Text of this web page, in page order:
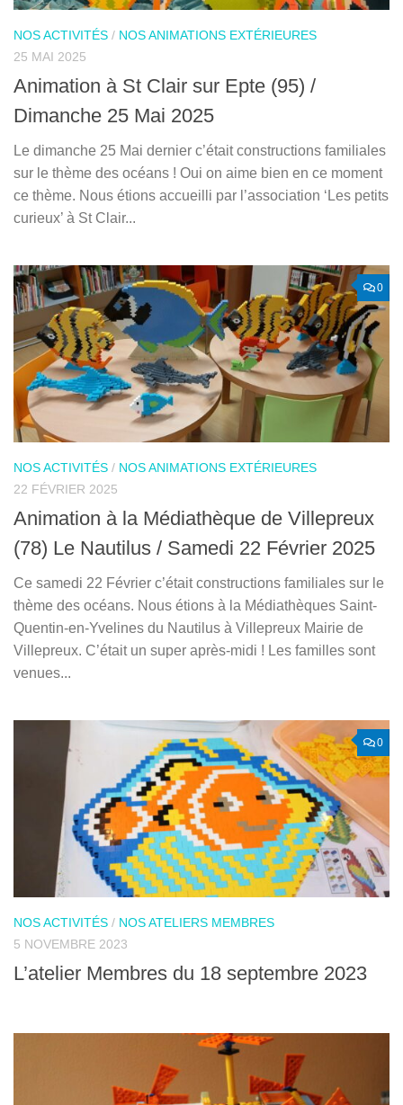
NOS ACTIVITÉS / NOS ANIMATIONS EXTÉRIEURES
25 MAI 2025
Animation à St Clair sur Epte (95) /
Dimanche 25 Mai 2025
Le dimanche 25 Mai dernier c’était constructions familiales
sur le thème des océans ! Oui on aime bien en ce moment
ce thème. Nous étions accueilli par l’association ‘Les petits
curieux’ à St Clair...
0
NOS ACTIVITÉS / NOS ANIMATIONS EXTÉRIEURES
22 FÉVRIER 2025
Animation à la Médiathèque de Villepreux
(78) Le Nautilus / Samedi 22 Février 2025
Ce samedi 22 Février c’était constructions familiales sur le
thème des océans. Nous étions à la Médiathèques Saint-
Quentin-en-Yvelines du Nautilus à Villepreux Mairie de
Villepreux. C’était un super après-midi ! Les familles sont
venues...
0
NOS ACTIVITÉS / NOS ATELIERS MEMBRES
5 NOVEMBRE 2023
L’atelier Membres du 18 septembre 2023